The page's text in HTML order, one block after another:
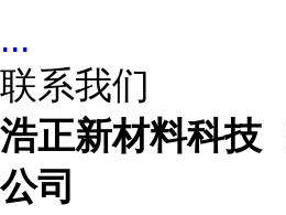
...
联系我们
浩正新材料科技
公司